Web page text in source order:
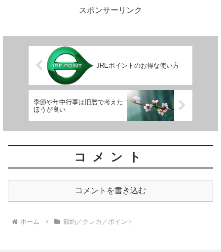
スポンサーリンク
JREポイントのお得な使い方
季節や年中行事は旧暦で考えた
ほうが良い
コメント
コメントを書き込む
ホーム 節約／クレカ／ポイント